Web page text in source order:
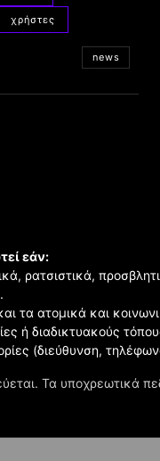
χρήστες
news
Τα υποχρεωτικά
εάν:
ρατσιστικά,
τα ατομικά και
ή διαδικτυακούς
(διεύθυνση,